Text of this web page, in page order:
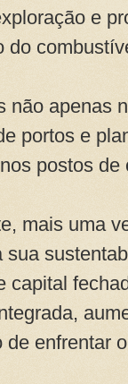
e
do
não apenas
portos e
postos de
mais uma
capital
enfrentar